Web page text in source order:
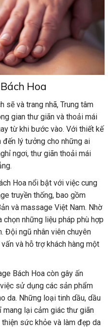
Hoa
sẽ và trang nhã, Trung tâm
gian thư giãn và thoải mái
từ khi bước vào. Với thiết kế
đến lý tưởng cho những ai
ngơi, thư giãn thoải mái
Hoa nổi bật với việc cung
truyền thống, bao gồm
và massage Việt Nam. Nhờ
những liệu pháp phù hợp
Đội ngũ nhân viên chuyên
và hỗ trợ khách hàng một
Bách Hoa còn gây ấn
sử dụng các sản phẩm
da. Những loại tinh dầu, dầu
mang lại cảm giác thư giãn
sức khỏe và làm đẹp da